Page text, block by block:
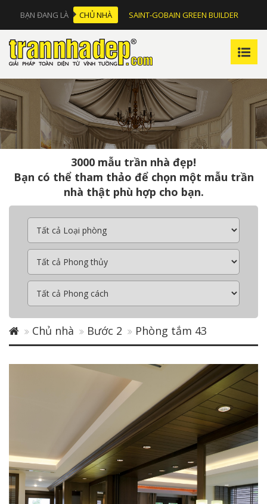
BẠN ĐANG LÀ CHỦ NHÀ SAINT-GOBAIN GREEN BUILDER
3000 mẫu trần nhà đẹp!
Bạn có thể tham thảo để chọn một mẫu trần
nhà thật phù hợp cho bạn.
Chủ nhà Bước 2 Phòng tắm 43